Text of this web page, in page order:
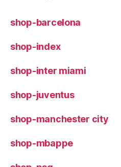
shop-barcelona
shop-index
shop-inter miami
shop-juventus
shop-manchester city
shop-mbappe